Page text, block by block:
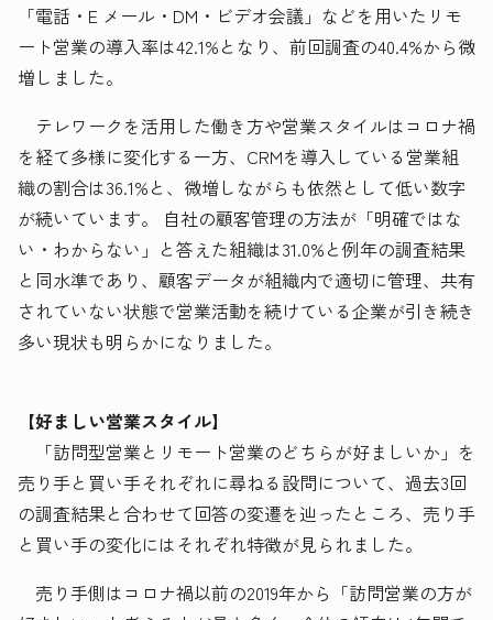
「電話・E メール・DM・ビデオ会議」などを用いたリモ
ート営業の導入率は42.1%となり、前回調査の40.4%から微
増しました。
テレワークを活用した働き方や営業スタイルはコロナ禍
を経て多様に変化する一方、CRMを導入している営業組
織の割合は36.1%と、微増しながらも依然として低い数字
が続いています。 自社の顧客管理の方法が「明確ではな
い・わからない」と答えた組織は31.0%と例年の調査結果
と同水準であり、顧客データが組織内で適切に管理、共有
されていない状態で営業活動を続けている企業が引き続き
多い現状も明らかになりました。
【好ましい営業スタイル】
「訪問型営業とリモート営業のどちらが好ましいか」を
売り手と買い手それぞれに尋ねる設問について、過去3回
の調査結果と合わせて回答の変遷を辿ったところ、売り手
と買い手の変化にはそれぞれ特徴が見られました。
売り手側はコロナ禍以前の2019年から「訪問営業の方が